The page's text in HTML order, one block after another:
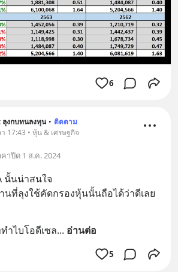
6
งกบทนลงทุน • ติดตาม
17:43 • หุ้น & เศรษฐกิจ
คาปิด 1 ส.ค. 2024
นั้นน่าสนใจ
นที่ลุงใช้คัดกรองหุ้นนั้นถือได้ว่าดีเลย
ำไบโอดีเซล... อ่านต่อ
5